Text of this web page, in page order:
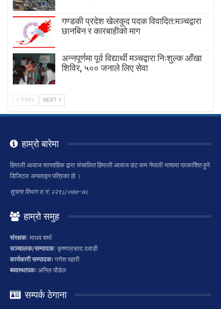
गण्डकी प्रदेश खेलकुद पदक विवादित:मञ्चद्वारा
छानबिन र कारबाहीको माग
अन्नपूर्णमा पूर्व विद्यार्थी मञ्चद्वारा निःशुल्क आँखा
शिविर, ५०० जनाले लिए सेवा
PREV NEXT
हाम्रो बारेमा
हिमाली आवाज साप्ताहिक द्वारा संचालित हिमाली आवाज डट कम नेपाली भाषामा प्रकाशित हुने
डिजिटल अनलाइन पत्रिका हो ।
सूचना विभाग द.नं.:२२९८/०७७–७८
हाम्रो समुह
संरक्षक: माधव शर्मा
सञ्चालक/सम्पादक: कृष्णप्रसाद दवाडी
कार्यकारी सम्पादकः गणेश पहारी
ब्यवस्थापकः अनिल पौडेल
सम्पर्क ठेगाना